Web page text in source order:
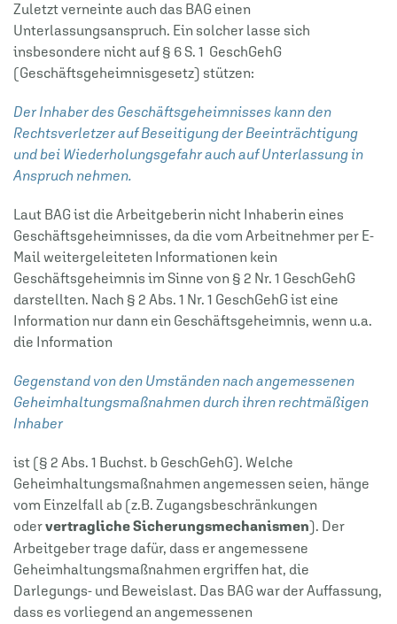
Zuletzt verneinte auch das BAG einen
Unterlassungsanspruch. Ein solcher lasse sich
insbesondere nicht auf § 6 S. 1 GeschGehG
(Geschäftsgeheimnisgesetz) stützen:
Der Inhaber des Geschäftsgeheimnisses kann den
Rechtsverletzer auf Beseitigung der Beeinträchtigung
und bei Wiederholungsgefahr auch auf Unterlassung in
Anspruch nehmen.
Laut BAG ist die Arbeitgeberin nicht Inhaberin eines
Geschäftsgeheimnisses, da die vom Arbeitnehmer per E-
Mail weitergeleiteten Informationen kein
Geschäftsgeheimnis im Sinne von § 2 Nr. 1 GeschGehG
darstellten. Nach § 2 Abs. 1 Nr. 1 GeschGehG ist eine
Information nur dann ein Geschäftsgeheimnis, wenn u.a.
die Information
Gegenstand von den Umständen nach angemessenen
Geheimhaltungsmaßnahmen durch ihren rechtmäßigen
Inhaber
ist (§ 2 Abs. 1 Buchst. b GeschGehG). Welche
Geheimhaltungsmaßnahmen angemessen seien, hänge
vom Einzelfall ab (z.B. Zugangsbeschränkungen
odervertragliche Sicherungsmechanismen). Der
Arbeitgeber trage dafür, dass er angemessene
Geheimhaltungsmaßnahmen ergriffen hat, die
Darlegungs- und Beweislast. Das BAG war der Auffassung,
dass es vorliegend an angemessenen